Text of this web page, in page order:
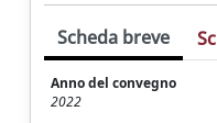
Scheda breve
Anno del convegno
2022